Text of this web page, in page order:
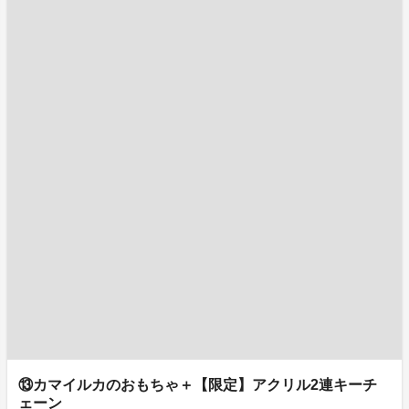
⑬カマイルカのおもちゃ＋【限定】アクリル2連キーチ
ェーン